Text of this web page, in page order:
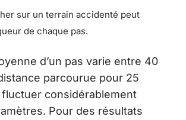
sur un terrain accidenté peut
de chaque pas.
d’un pas varie entre 40
parcourue pour 25
considérablement
Pour des résultats